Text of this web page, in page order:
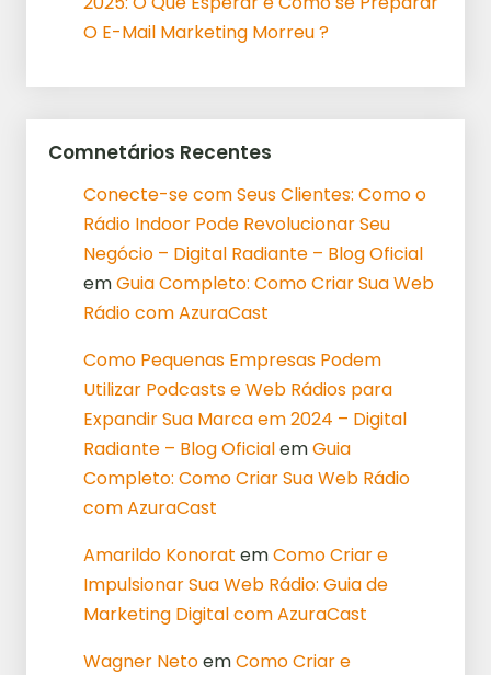
O E-Mail Marketing Morreu ?
Comnetários Recentes
Conecte-se com Seus Clientes: Como o
Rádio Indoor Pode Revolucionar Seu
Negócio – Digital Radiante – Blog Oficial
emGuia Completo: Como Criar Sua Web
Rádio com AzuraCast
Como Pequenas Empresas Podem
Utilizar Podcasts e Web Rádios para
Expandir Sua Marca em 2024 – Digital
Radiante – Blog OficialemGuia
Completo: Como Criar Sua Web Rádio
com AzuraCast
Amarildo Konorat emComo Criar e
Impulsionar Sua Web Rádio: Guia de
Marketing Digital com AzuraCast
Wagner NetoemComo Criar e